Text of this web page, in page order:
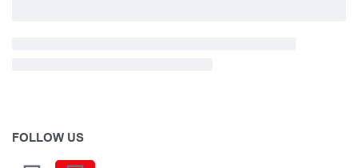
FOLLOW US